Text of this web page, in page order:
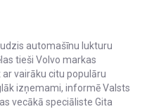
automašīnu lukturu
tieši Volvo markas
vairāku citu populāru
izņemami, informē Valsts
vecākā speciāliste Gita